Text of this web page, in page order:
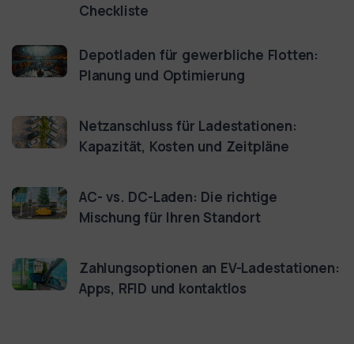
Checkliste
Depotladen für gewerbliche Flotten:
Planung und Optimierung
Netzanschluss für Ladestationen:
Kapazität, Kosten und Zeitpläne
AC- vs. DC-Laden: Die richtige
Mischung für Ihren Standort
Zahlungsoptionen an EV-Ladestationen:
Apps, RFID und kontaktlos